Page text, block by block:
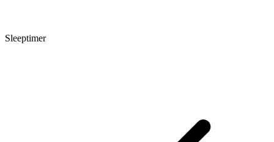
Sleeptimer